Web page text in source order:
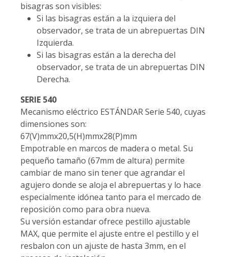
bisagras son visibles:
Si las bisagras están a la izquiera del
observador, se trata de un abrepuertas DIN
Izquierda.
Si las bisagras están a la derecha del
observador, se trata de un abrepuertas DIN
Derecha.
SERIE 540
Mecanismo eléctrico ESTÁNDAR Serie 540, cuyas
dimensiones son:
67(V)mmx20,5(H)mmx28(P)mm
Empotrable en marcos de madera o metal. Su
pequeño tamaño (67mm de altura) permite
cambiar de mano sin tener que agrandar el
agujero donde se aloja el abrepuertas y lo hace
especialmente idónea tanto para el mercado de
reposición como para obra nueva.
Su versión estandar ofrece pestillo ajustable
MAX, que permite el ajuste entre el pestillo y el
resbalon con un ajuste de hasta 3mm, en el